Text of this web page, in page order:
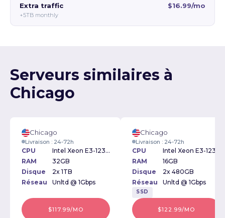
Extra traffic
+5TB monthly
$16.99/mo
Serveurs similaires à
Chicago
Chicago
Livraison : 24-72h
CPU
Intel Xeon E3-1230v2 3.30GHz
RAM
32GB
Disque
2x 1TB
Réseau
Unltd @ 1Gbps
$117.99/MO
Chicago
Livraison : 24-72h
CPU
RAM
16GB
Disque
2x 480GB
Réseau
Unltd @ 1Gbps
SSD
$122.99/MO